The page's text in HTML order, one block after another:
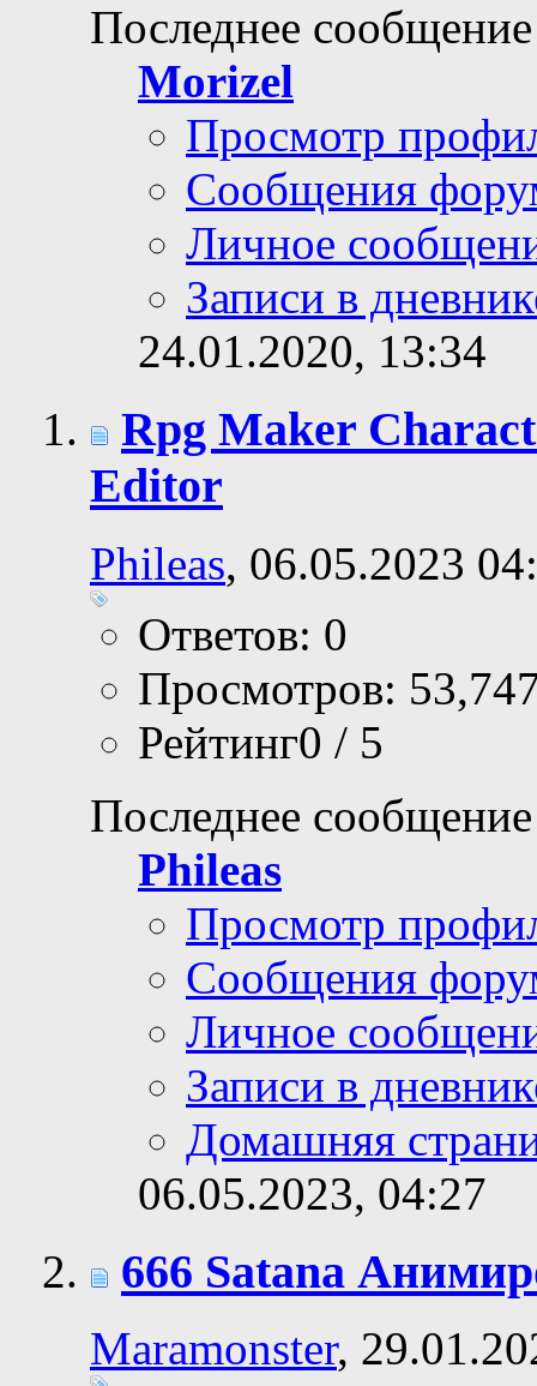
Последнее
Morizel
Просмотр
Сообщения
Личное
Записи в
24.01.2020, 13:34
Rpg Maker
Editor
Phileas, 06.05.2023
Ответов: 0
Просмотров:
Рейтинг0 / 5
Последнее
Phileas
Просмотр
Сообщения
Личное
Записи в
Домашняя
06.05.2023, 04:27
666 Satana
Maramonster,